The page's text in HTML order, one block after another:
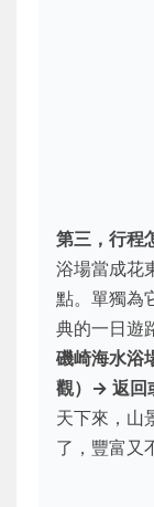
第三，行程
浴場當成花
點。單獨為
典的一日遊
磯崎海水浴
觀）→ 返回
天下來，山
了，豐富又